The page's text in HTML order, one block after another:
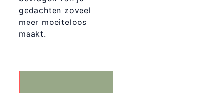
gedachten zoveel
meer moeiteloos
maakt.